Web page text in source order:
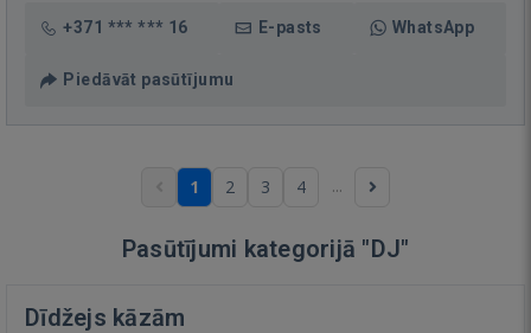
+371 *** *** 16 E-pasts WhatsApp
Piedāvāt pasūtījumu
1 2 3 4 ...
Pasūtījumi kategorijā "DJ"
Dīdžejs kāzām